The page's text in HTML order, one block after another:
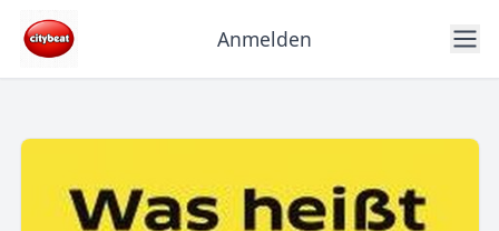
Anmelden